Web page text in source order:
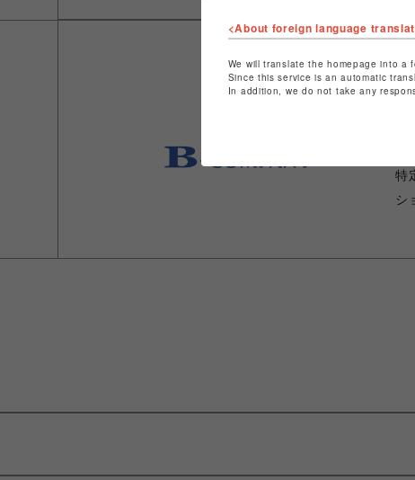
特
シ
<About foreign language
We will translate the homepage into a
Since this service is an automatic
In addition, we do not take any